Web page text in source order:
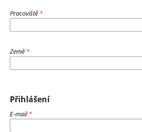
Pracoviště*
Země*
Přihlášení
E-mail*